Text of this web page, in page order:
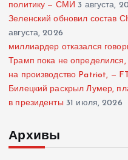
политику — СМИ 3 августа,
Зеленский обновил состав
августа, 2026
миллиардер отказался
Трамп пока не
на производство Patriot, —
Билецкий раскрыл Лумер,
в президенты 31 июля, 2026
Архивы